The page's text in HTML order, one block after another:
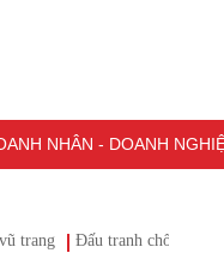
NHÂN - DOANH NGHIỆP
ĐẢNG ĐỢT THI ĐUA ĐẶC
vũ trang Đấu tranh